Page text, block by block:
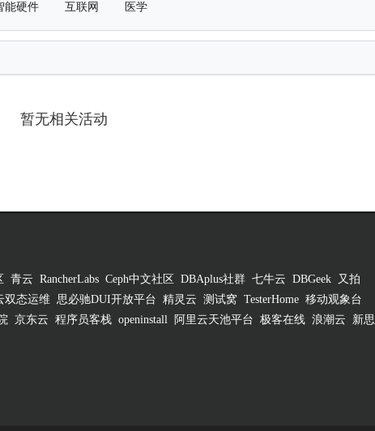
能硬件 互联网 医学
暂无相关活动
青云 RancherLabs Ceph中文社区 DBAplus社群 七牛云 DBGeek
又拍
双态运维 思必驰DUI开放平台 精灵云 测试窝 TesterHome 移动观象台
京东云 程序员客栈 openinstall 阿里云天池平台 极客在线 浪潮云
新思